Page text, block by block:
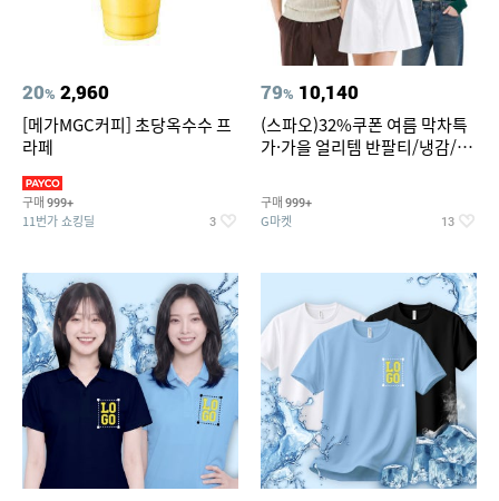
20% 2,960
[메가MGC커피] 초당옥수수 프
라페
구매 999+
11번가 쇼킹딜 3
79% 10,140
(스파오)32%쿠폰 여름 막차특
가·가을 얼리템 반팔티/냉감/반
건 외 ~74%OFF
구매 999+
G마켓 13